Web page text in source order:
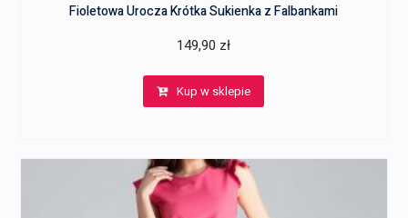
Fioletowa Urocza Krótka Sukienka z Falbankami
149,90 zł
Kup w sklepie